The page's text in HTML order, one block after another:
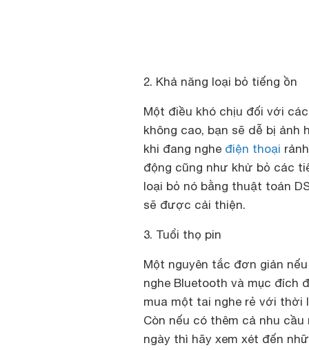
2. Khả năng loại bỏ tiếng ồn
Một điều khó chịu đối với
không cao, bạn sẽ dễ bị
khi đang nghe điện thoại
động cũng như khử bỏ các
loại bỏ nó bằng thuật toán
sẽ được cải thiện.
3. Tuổi thọ pin
Một nguyên tắc đơn giản
nghe Bluetooth và mục đích
mua một tai nghe rẻ với thời
Còn nếu có thêm cả nhu
ngày thì hãy xem xét đến